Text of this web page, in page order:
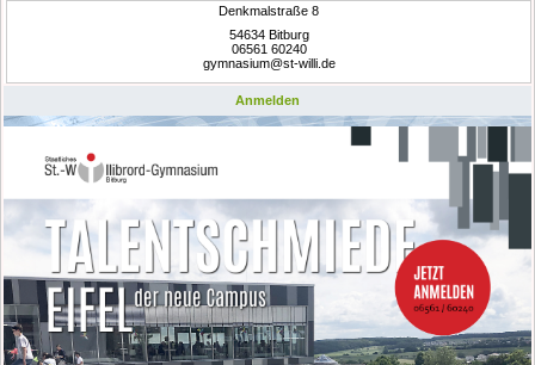
Denkmalstraße 8
54634 Bitburg
06561 60240
gymnasium@st-willi.de
Anmelden